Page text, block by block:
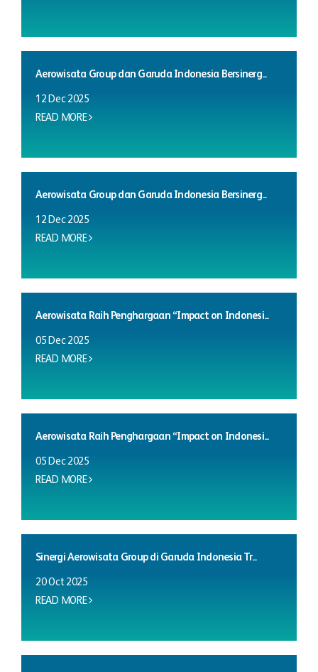
Aerowisata Group dan Garuda Indonesia Bersinerg...
12 Dec 2025
READ MORE
Aerowisata Group dan Garuda Indonesia Bersinerg...
12 Dec 2025
READ MORE
Aerowisata Raih Penghargaan “Impact on Indonesi...
05 Dec 2025
READ MORE
Aerowisata Raih Penghargaan “Impact on Indonesi...
05 Dec 2025
READ MORE
Sinergi Aerowisata Group di Garuda Indonesia Tr...
20 Oct 2025
READ MORE